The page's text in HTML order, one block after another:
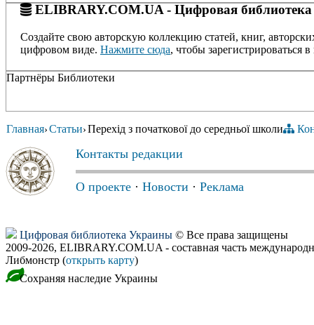
ELIBRARY.COM.UA - Цифровая библиотека
Создайте свою авторскую коллекцию статей, книг,
цифровом виде. Нажмите сюда, чтобы зарегистрироваться в
Партнёры Библиотеки
Главная›Статьи›Перехід з початкової до середньої школи
Контакты редакции
О проекте · Новости · Реклама
Цифровая библиотека Украины © Все права защищены
2009-2026, ELIBRARY.COM.UA - составная часть
Либмонстр (открыть карту)
Сохраняя наследие Украины